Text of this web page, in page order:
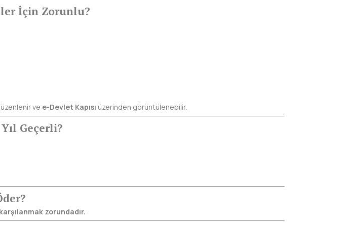
İçin Zorunlu?
ve e-Devlet Kapısı üzerinden görüntülenebilir.
Geçerli?
zorundadır.